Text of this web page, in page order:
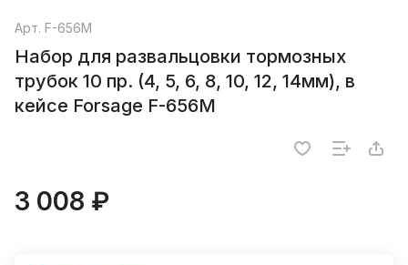
Арт. F-656M
Набор для развальцовки тормозных
трубок 10 пр. (4, 5, 6, 8, 10, 12, 14мм), в
кейсе Forsage F-656M
3 008 ₽